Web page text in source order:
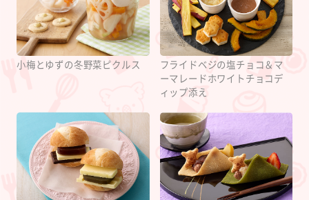
小梅とゆずの冬野菜ピクルス
フライドベジの塩チョコ＆マ
ーマレードホワイトチョコデ
ィップ添え